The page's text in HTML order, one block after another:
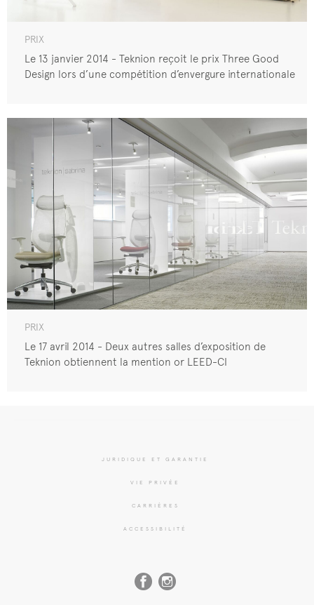
PRIX
Le 13 janvier 2014 - Teknion reçoit le prix Three Good
Design lors d’une compétition d’envergure internationale
PRIX
Le 17 avril 2014 - Deux autres salles d’exposition de
Teknion obtiennent la mention or LEED-CI
JURIDIQUE ET GARANTIE
VIE PRIVÉE
CARRIÈRES
ACCESSIBILITÉ